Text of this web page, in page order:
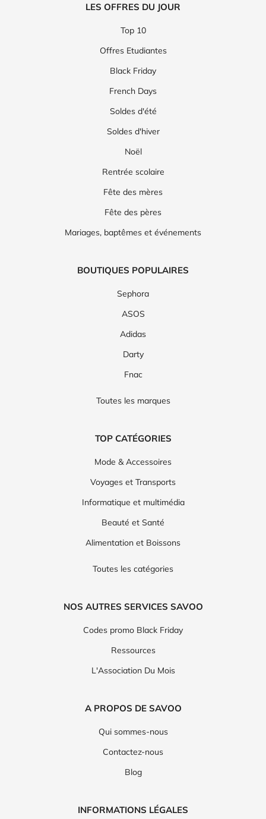
LES OFFRES DU JOUR
Top 10
Offres Etudiantes
Black Friday
French Days
Soldes d'été
Soldes d'hiver
Noël
Rentrée scolaire
Fête des mères
Fête des pères
Mariages, baptêmes et événements
BOUTIQUES POPULAIRES
Sephora
ASOS
Adidas
Darty
Fnac
Toutes les marques
TOP CATÉGORIES
Mode & Accessoires
Voyages et Transports
Informatique et multimédia
Beauté et Santé
Alimentation et Boissons
Toutes les catégories
NOS AUTRES SERVICES SAVOO
Codes promo Black Friday
Ressources
L'Association Du Mois
A PROPOS DE SAVOO
Qui sommes-nous
Contactez-nous
Blog
INFORMATIONS LÉGALES